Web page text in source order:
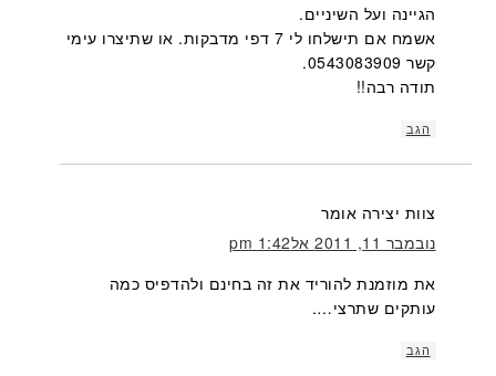
הגיינה ועל השיניים.
אשמח אם תישלחו לי 7 דפי מדבקות. או שתיצרו עימי
קשר 0543083909.
תודה רבה!!
הגב
צוות יצירה אומר
נובמבר 11, 2011 אל1:42 pm
את מוזמנת להוריד את זה בחינם ולהדפיס כמה
עותקים שתרצי….
הגב